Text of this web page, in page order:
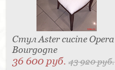
Стул Aster cucine Opera
Bourgogne
36 600 руб.43 920 руб.